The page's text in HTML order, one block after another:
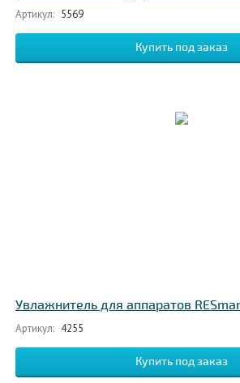
Артикул: 5569
Увлажнитель для аппаратов
Артикул: 4255